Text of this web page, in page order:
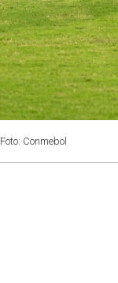
Foto: Conmebol